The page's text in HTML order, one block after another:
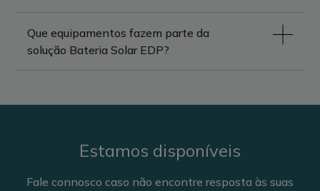
Que equipamentos fazem parte da
solução Bateria Solar EDP?
Estamos disponíveis
Fale connosco caso não encontre resposta às suas